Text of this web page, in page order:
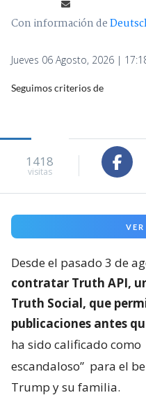
Con información de
Jueves 06 Agosto, 2026 |
Seguimos criterios de
1418
visitas
VER
Desde el pasado 3 de
contratar Truth API,
Truth Social, que
publicaciones antes
ha sido calificado como
escandaloso”
para el
Trump y su familia.